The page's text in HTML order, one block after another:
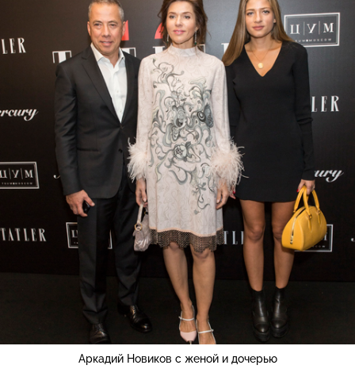
Аркадий Новиков с женой и дочерью